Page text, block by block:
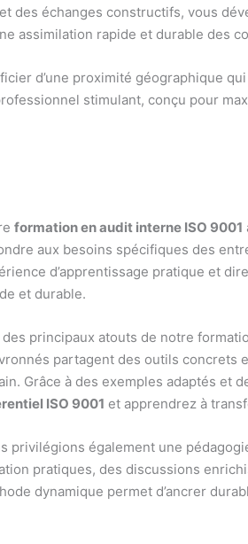
des échanges constructifs, vous
assimilation rapide et durable des
d’une proximité géographique
stimulant, conçu pour
formation en audit interne ISO 9001
aux besoins spécifiques des
d’apprentissage pratique et
et durable.
des principaux atouts de notre
partagent des outils concrets
Grâce à des exemples adaptés et
ISO 9001 et apprendrez à
privilégions également une
pratiques, des discussions
dynamique permet d’ancrer